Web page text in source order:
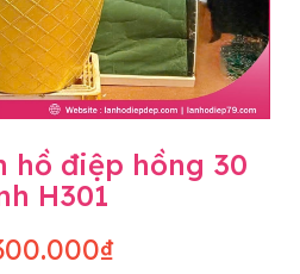
hồ điệp hồng 30
H301